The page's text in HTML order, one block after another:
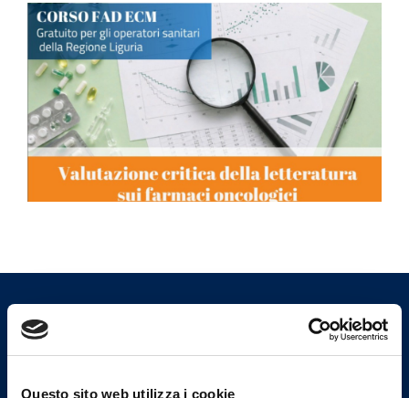
Questo sito web utilizza i cookie
Ordine dei Medici Chirurghi e
degli Odontoiatri di Savona